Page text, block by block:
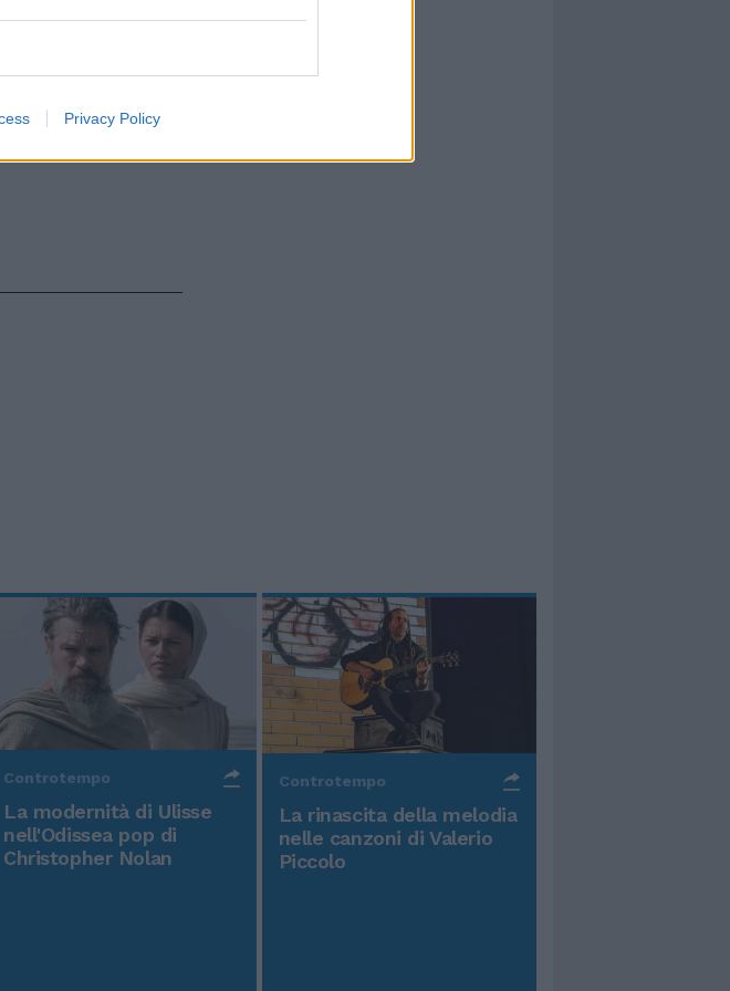
Privacy Policy
Controtempo
La modernità di Ulisse
nell'Odissea pop di
Christopher Nolan
Controtempo
La rinascita della melodia
nelle canzoni di Valerio
Piccolo